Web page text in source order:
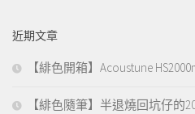
近期文章
【緋色開箱】Acoustune
【緋色隨筆】半退燒回坑仔的